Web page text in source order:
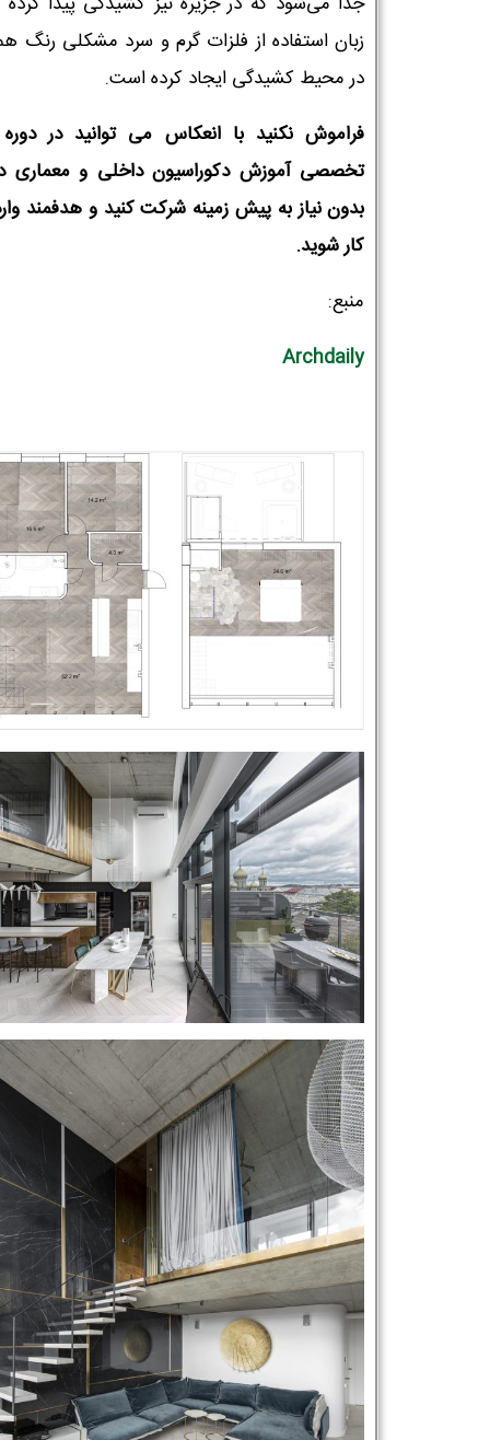
زبان استفاده از فلزات گرم و سرد مشکلی رنگ
در محیط کشیدگی ایجاد کرده است.
فراموش نکنید با انعکاس می توانید در
تخصصی آموزش دکوراسیون داخلی و معماری
بدون نیاز به پیش زمینه شرکت کنید و هدفمند وارد
کار شوید.
منبع:
Archdaily